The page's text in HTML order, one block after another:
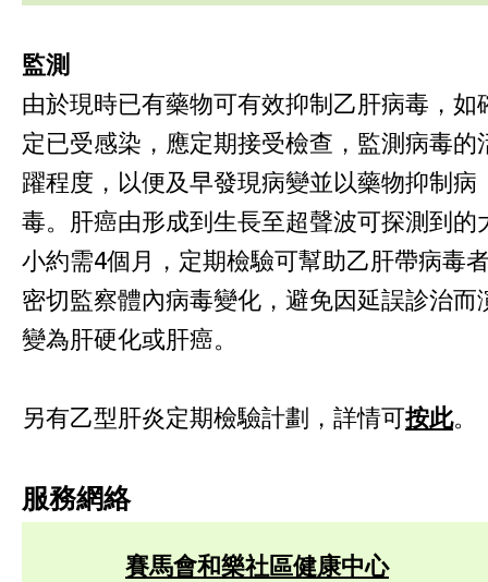
監測
由於現時已有藥物可有效抑制乙肝病毒，如
定已受感染，應定期接受檢查，監測病毒的
躍程度，以便及早發現病變並以藥物抑制病
毒。肝癌由形成到生長至超聲波可探測到的
小約需4個月，定期檢驗可幫助乙肝帶病毒
密切監察體內病毒變化，避免因延誤診治而
變為肝硬化或肝癌。
另有乙型肝炎定期檢驗計劃， 詳情可按此。
服務網絡
賽馬會和樂社區健康中心